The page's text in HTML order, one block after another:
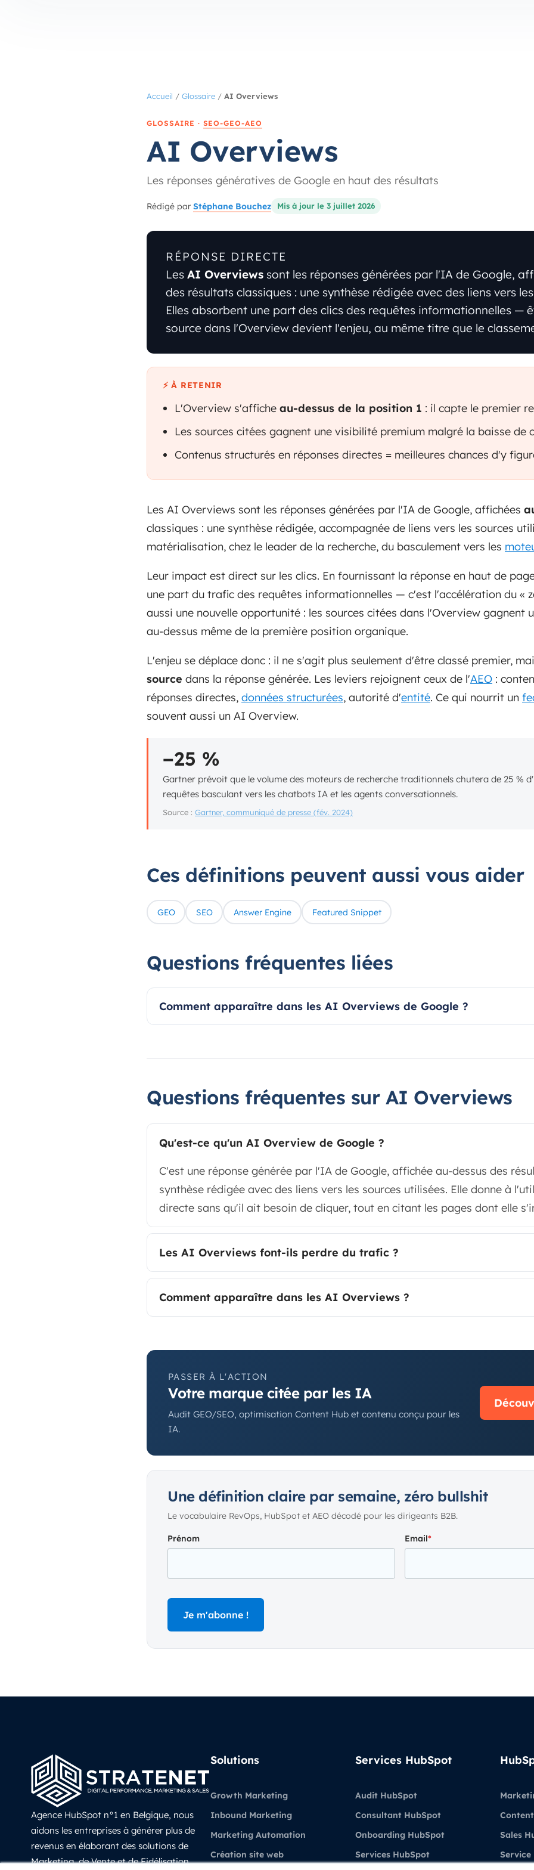
Accueil / Glossaire / AI Overviews
GLOSSAIRE · SEO-GEO-AEO
AI Overviews
Les réponses génératives de Google en haut des résultats
Rédigé par Stéphane Bouchez Mis à jour le 3 juillet 2026
RÉPONSE DIRECTE
Les AI Overviews sont les réponses générées par l'IA de Google,
des résultats classiques : une synthèse rédigée avec des liens vers
Elles absorbent une part des clics des requêtes informationnelles —
source dans l'Overview devient l'enjeu, au même titre que le
⚡ À RETENIR
L'Overview s'affiche au-dessus de la position 1 : il capte le premier
Les sources citées gagnent une visibilité premium malgré la baisse de
Contenus structurés en réponses directes = meilleures chances d'y
Les AI Overviews sont les réponses générées par l'IA de Google, affichées
classiques : une synthèse rédigée, accompagnée de liens vers les sources
matérialisation, chez le leader de la recherche, du basculement vers les
Leur impact est direct sur les clics. En fournissant la réponse en haut de
une part du trafic des requêtes informationnelles — c'est l'accélération du «
aussi une nouvelle opportunité : les sources citées dans l'Overview gagnent
au-dessus même de la première position organique.
L'enjeu se déplace donc : il ne s'agit plus seulement d'être classé premier,
source dans la réponse générée. Les leviers rejoignent ceux de l'AEO :
réponses directes, données structurées, autorité d'entité. Ce qui nourrit un
souvent aussi un AI Overview.
−25 %
Gartner prévoit que le volume des moteurs de recherche traditionnels chutera de 25 %
requêtes basculant vers les chatbots IA et les agents conversationnels.
Source : Gartner, communiqué de presse (fév. 2024)
Ces définitions peuvent aussi vous aider
GEO SEO Answer Engine Featured Snippet
Questions fréquentes liées
Comment apparaître dans les AI Overviews de Google ?
Questions fréquentes sur AI Overviews
Qu'est-ce qu'un AI Overview de Google ?
C'est une réponse générée par l'IA de Google, affichée au-dessus des
synthèse rédigée avec des liens vers les sources utilisées. Elle donne à
directe sans qu'il ait besoin de cliquer, tout en citant les pages dont elle
Les AI Overviews font-ils perdre du trafic ?
Comment apparaître dans les AI Overviews ?
PASSER À L'ACTION
Votre marque citée par les IA
Audit GEO/SEO, optimisation Content Hub et contenu conçu pour les
IA.
Une définition claire par semaine, zéro bullshit
Le vocabulaire RevOps, HubSpot et AEO décodé pour les dirigeants B2B.
Prénom Email*
Agence HubSpot n°1 en Belgique, nous
aidons les entreprises à générer plus de
revenus en élaborant des solutions de
Marketing, de Vente et de Fidélisation
Solutions
Growth Marketing
Inbound Marketing
Marketing Automation
Création site web
Services HubSpot
Audit HubSpot
Consultant HubSpot
Onboarding HubSpot
Services HubSpot
Sales
Service